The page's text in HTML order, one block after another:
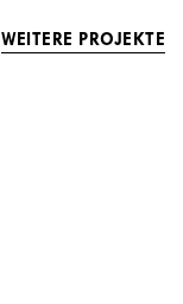
WEITERE PROJEKTE